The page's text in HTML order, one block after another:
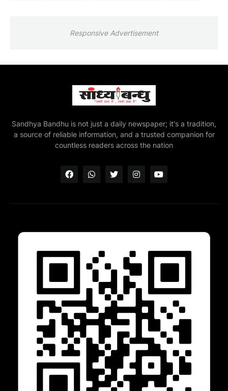
Responsive Advertisement
Sandhya Bandhu is not just a daily newspaper; it's a tradition,
a source of reliable information, and a trusted companion for
countless readers across the nation